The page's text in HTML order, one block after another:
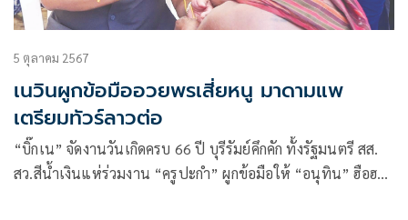
5 ตุลาคม 2567
เนวินผูกข้อมืออวยพรเสี่ยหนู มาดามแพ
เตรียมทัวร์ลาวต่อ
“บิ๊กเน” จัดงานวันเกิดครบ 66 ปี บุรีรัมย์คึกคัก ทั้งรัฐมนตรี สส.
สว.สีน้ำเงินแห่ร่วมงาน “ครูปะกำ” ผูกข้อมือให้ “อนุทิน” ฮือฮา